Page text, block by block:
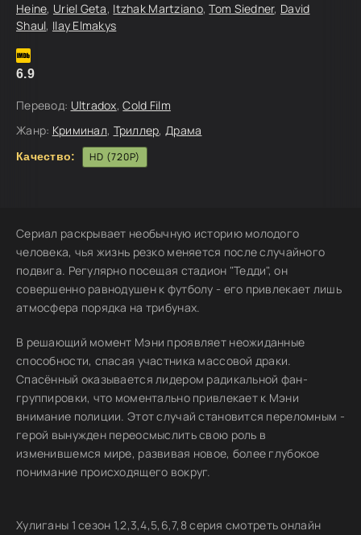
Heine, Uriel Geta, Itzhak Martziano,Tom Siedner, David
Shaul, Ilay Elmakys
6.9
Перевод: Ultradox,Cold Film
Жанр: Криминал, Триллер,Драма
Качество: HD (720P)
Сериал раскрывает необычную историю молодого
человека, чья жизнь резко меняется после случайного
подвига. Регулярно посещая стадион "Тедди", он
совершенно равнодушен к футболу - его привлекает лишь
атмосфера порядка на трибунах.
В решающий момент Мэни проявляет неожиданные
способности, спасая участника массовой драки.
Спасённый оказывается лидером радикальной фан-
группировки, что моментально привлекает к Мэни
внимание полиции. Этот случай становится переломным -
герой вынужден переосмыслить свою роль в
изменившемся мире, развивая новое, более глубокое
понимание происходящего вокруг.
Хулиганы 1 сезон 1,2,3,4,5,6,7,8 серия смотреть онлайн